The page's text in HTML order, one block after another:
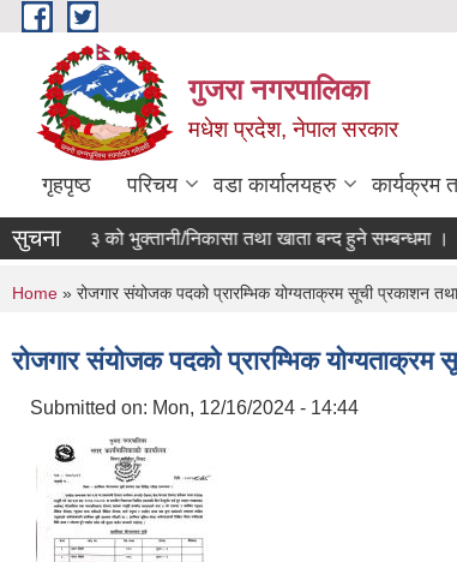
Skip to main content
गुजरा नगरपालिका
मधेश प्रदेश, नेपाल सरकार
गृहपृष्ठ परिचय वडा कार्यालयहरु कार्यक्रम
सुचना८३ को भु्क्तानी/निकासा तथा खाता बन्द हुने सम्बन्धमा ।
You are here
Home » रोजगार संयोजक पदको प्रारम्भिक योग्यताक्रम सूची प्रकाशन तथा
रोजगार संयोजक पदको प्रारम्भिक योग्यताक्रम
Submitted on: Mon, 12/16/2024 - 14:44